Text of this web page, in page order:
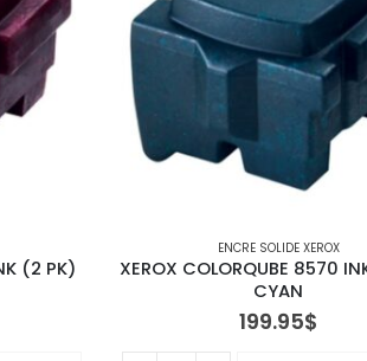
(2 PK)
ENCRE SOLIDE XEROX
XEROX COLORQUBE 8570
CYAN
199.95$